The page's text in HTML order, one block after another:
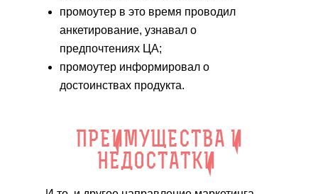
промоутер в это время проводил
анкетирование, узнавал о
предпочтениях ЦА;
промоутер информировал о
достоинствах продукта.
ПРЕИМУЩЕСТВА И
НЕДОСТАТКИ